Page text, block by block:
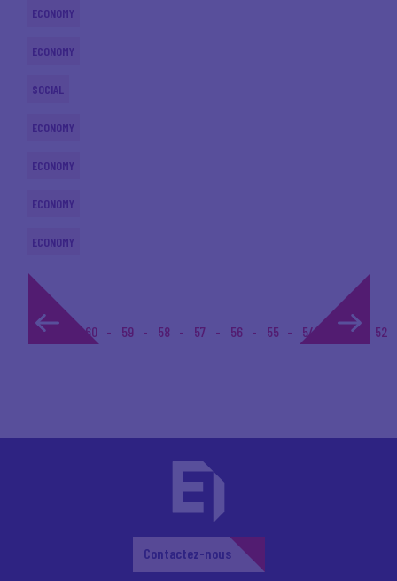
ECONOMY
ECONOMY
SOCIAL
ECONOMY
ECONOMY
ECONOMY
ECONOMY
1... 60 59 58 57 56 55 54 53 52
Contactez-nous